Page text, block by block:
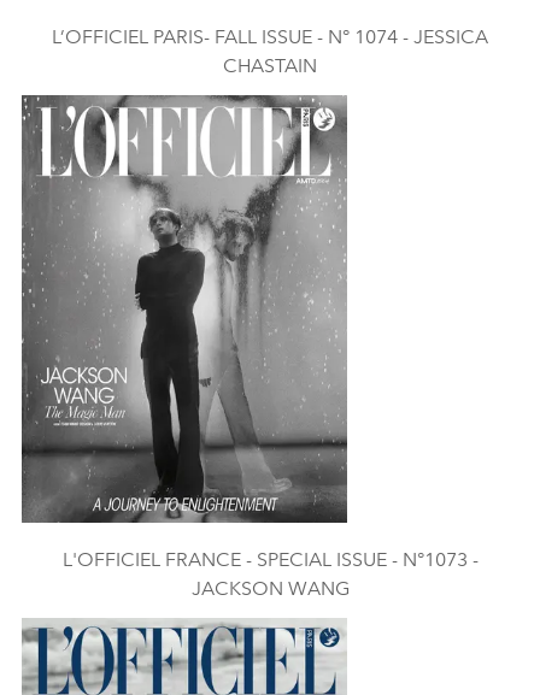
L’OFFICIEL PARIS- FALL ISSUE - N° 1074 - JESSICA
CHASTAIN
L'OFFICIEL FRANCE - SPECIAL ISSUE - N°1073 -
JACKSON WANG